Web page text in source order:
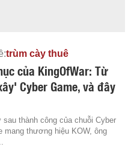
trùm cày thuê
của KingOfWar: Từ
Cyber Game, và đây
sau thành công của chuỗi Cyber
mang thương hiệu KOW, ông